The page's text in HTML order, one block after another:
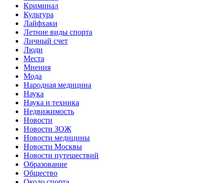
Криминал
Культура
Лайфхаки
Летние виды спорта
Личный счет
Люди
Места
Мнения
Мода
Народная медицина
Наука
Наука и техника
Недвижимость
Новости
Новости ЗОЖ
Новости медицины
Новости Москвы
Новости путешествий
Образование
Общество